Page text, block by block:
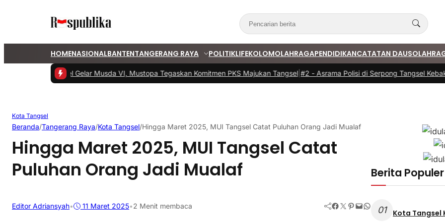
HOMENASIONALBANTENTANGERANG RAYA POLITIKLIFEKOLOMOLAHRAGAPENDIDIKANCATATAN DAUS
PKS Tangsel Gelar Musda VI, Mustopa Tegaskan Komitmen PKS Majukan Tangsel|#2 -Asrama Polisi di Serpong Tangsel
Kota Tangsel
Beranda/Tangerang Raya/Kota Tangsel/Hingga Maret 2025, MUI Tangsel Catat Puluhan Orang Jadi Mualaf
Hingga Maret 2025, MUI Tangsel Catat
Puluhan Orang Jadi Mualaf
Editor Adriansyah• 11 Maret 2025•2 Menit membaca Facebook Twitter Pinterest Mail WhatsApp
Berita Populer
01 Kota Tangsel